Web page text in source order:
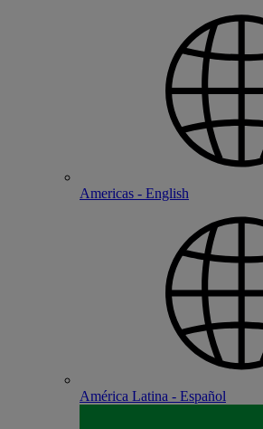
Americas - English
América Latina - Español